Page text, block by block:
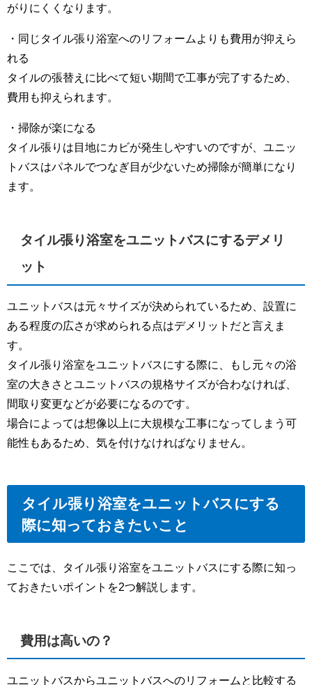
がりにくくなります。
・同じタイル張り浴室へのリフォームよりも費用が抑えら
れる
タイルの張替えに比べて短い期間で工事が完了するため、
費用も抑えられます。
・掃除が楽になる
タイル張りは目地にカビが発生しやすいのですが、ユニッ
トバスはパネルでつなぎ目が少ないため掃除が簡単になり
ます。
タイル張り浴室をユニットバスにするデメリ
ット
ユニットバスは元々サイズが決められているため、設置に
ある程度の広さが求められる点はデメリットだと言えま
す。
タイル張り浴室をユニットバスにする際に、もし元々の浴
室の大きさとユニットバスの規格サイズが合わなければ、
間取り変更などが必要になるのです。
場合によっては想像以上に大規模な工事になってしまう可
能性もあるため、気を付けなければなりません。
タイル張り浴室をユニットバスにする
際に知っておきたいこと
ここでは、タイル張り浴室をユニットバスにする際に知っ
ておきたいポイントを2つ解説します。
費用は高いの？
ユニットバスからユニットバスへのリフォームと比較する